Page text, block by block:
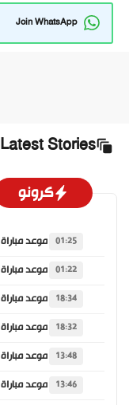
Join WhatsApp
Latest Stories
كرونو
01:25
01:22
18:34
18:32
13:48
13:46